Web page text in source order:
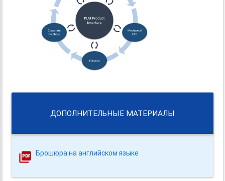
ДОПОЛНИТЕЛЬНЫЕ МАТЕРИАЛЫ
Брошюра на английском языке